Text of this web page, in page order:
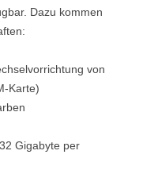
Dazu kommen
von
Karte)
Gigabyte per